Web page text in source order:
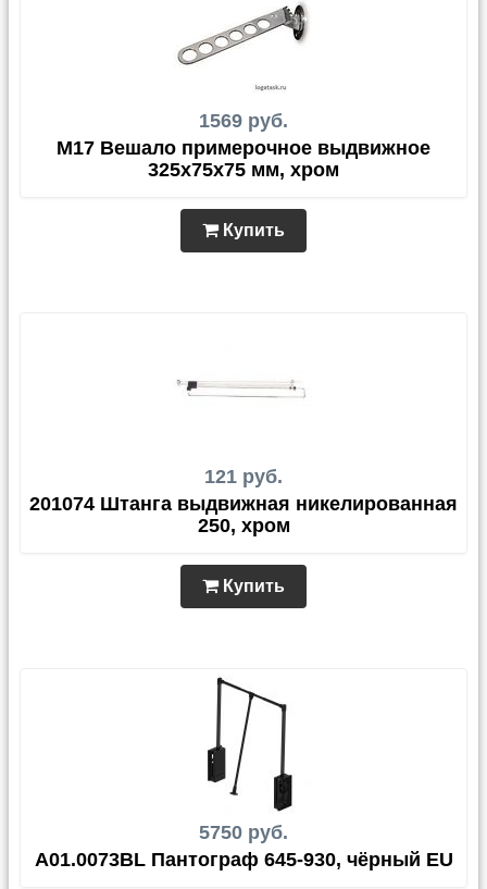
1569 руб.
M17 Вешало примерочное выдвижное
325х75х75 мм, хром
Купить
121 руб.
201074 Штанга выдвижная никелированная
250, хром
Купить
5750 руб.
A01.0073BL Пантограф 645-930, чёрный EU